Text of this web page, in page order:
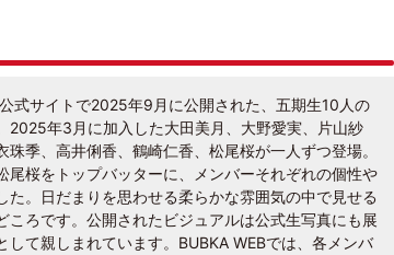
式サイトで2025年9月に公開された、五期生10人の
2025年3月に加入した大田美月、大野愛実、片山紗
季、高井俐香、鶴崎仁香、松尾桜が一人ずつ登場。
桜をトップバッターに、メンバーそれぞれの個性や
。日だまりを思わせる柔らかな雰囲気の中で見せる
ろです。公開されたビジュアルは公式生写真にも展
て親しまれています。BUBKA WEBでは、各メンバ